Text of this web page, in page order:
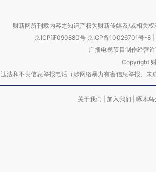
财新网所刊载内容之知识产权为财新传媒及/或相关
京ICP证090880号 京ICP备10026701号-8
广播电视节目制作经营
Copyright
违法和不良信息举报电话（涉网络暴力有害信息举报
关于我们 加入我们 啄木鸟